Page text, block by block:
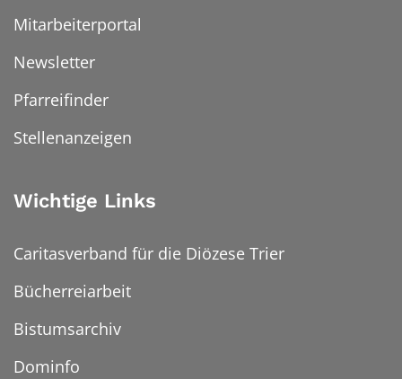
Mitarbeiterportal
Newsletter
Pfarreifinder
Stellenanzeigen
Wichtige Links
Caritasverband für die Diözese Trier
Bücherreiarbeit
Bistumsarchiv
Dominfo